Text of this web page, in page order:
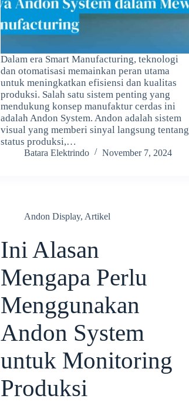
Dalam era Smart Manufacturing, teknologi
dan otomatisasi memainkan peran utama
untuk meningkatkan efisiensi dan kualitas
produksi. Salah satu sistem penting yang
mendukung konsep manufaktur cerdas ini
adalah Andon System. Andon adalah sistem
visual yang memberi sinyal langsung tentang
status produksi,…
Batara Elektrindo November 7, 2024
Andon Display, Artikel
Ini Alasan
Mengapa Perlu
Menggunakan
Andon System
untuk Monitoring
Produksi